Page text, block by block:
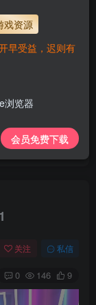
源！
关注 私信
0 146 9
戏资源
早受益，迟则有
浏览器
会员免费下载